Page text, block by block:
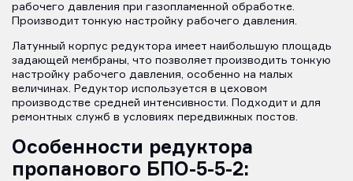
рабочего давления при газопламенной обработке.
Производит тонкую настройку рабочего давления.
Латунный корпус редуктора имеет наибольшую площадь
задающей мембраны, что позволяет производить тонкую
настройку рабочего давления, особенно на малых
величинах. Редуктор используется в цеховом
производстве средней интенсивности. Подходит и для
ремонтных служб в условиях передвижных постов.
Особенности редуктора
пропанового БПО-5-5-2: